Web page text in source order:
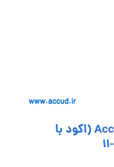
بور گیج 18/5-10 میلی متر Accud (اکود با